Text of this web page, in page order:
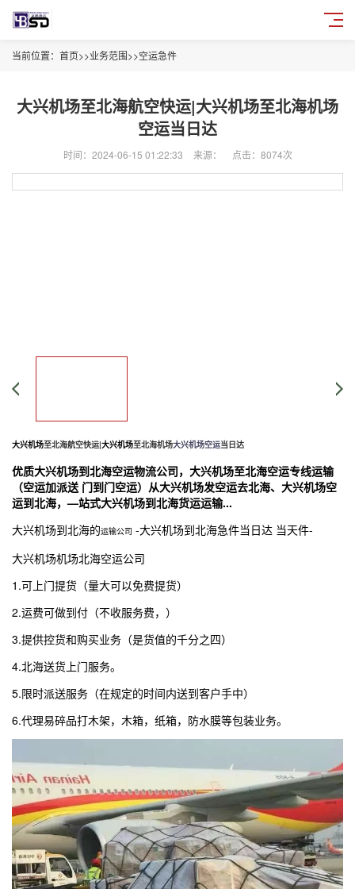
当前位置： 首页>>业务范围>>空运急件
大兴机场至北海航空快运|大兴机场至北海机场
空运当日达
时间：2024-06-15 01:22:33 来源： 点击：8074次
大兴机场至北海航空快运|大兴机场至北海机场大兴机场空运当日达
优质大兴机场到北海空运物流公司， 大兴机场至北海空运专线运输
（空运加派送 门到门空运）从大兴机场发空运去北海、 大兴机场空
运到北海，—站式大兴机场到北海货运运输...
大兴机场到北海的运输公司 -大兴机场到北海急件当日达 当天件-
大兴机场机场北海空运公司
1.可上门提货（量大可以免费提货）
2.运费可做到付（不收服务费，）
3.提供控货和购买业务（是货值的千分之四）
4.北海送货上门服务。
5.限时派送服务（在规定的时间内送到客户手中）
6.代理易碎品打木架，木箱，纸箱，防水膜等包装业务。